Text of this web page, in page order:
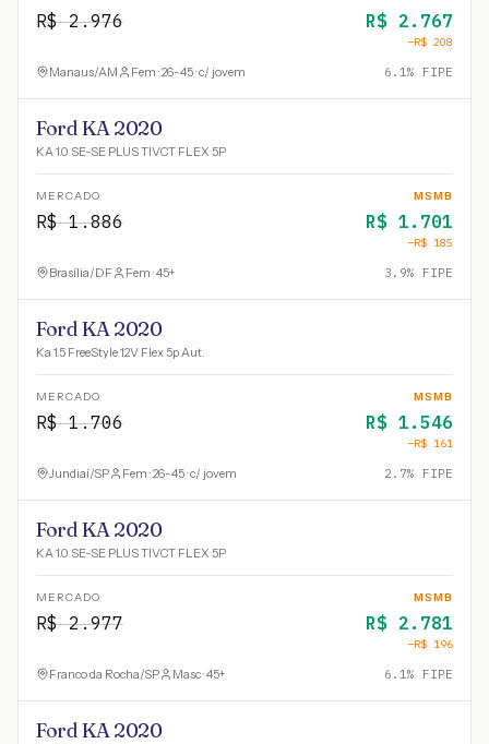
R$2.976 R$ 2.767
−R$ 208
Manaus/AM Fem · 26-45 · c/ jovem 6.1% FIPE
Ford KA 2020
KA 1.0 SE-SE PLUS TIVCT FLEX 5P
MERCADO
R$1.886
MSMB
R$ 1.701
−R$ 185
Brasília/DF Fem · 45+ 3.9% FIPE
Ford KA 2020
Ka 1.5 FreeStyle 12V Flex 5p Aut.
MERCADO
R$1.706
MSMB
R$ 1.546
−R$ 161
Jundiaí/SP Fem · 26-45 · c/ jovem 2.7% FIPE
Ford KA 2020
KA 1.0 SE-SE PLUS TIVCT FLEX 5P
MERCADO
R$2.977
MSMB
R$ 2.781
−R$ 196
Franco da Rocha/SP Masc · 45+ 6.1% FIPE
Ford KA 2020